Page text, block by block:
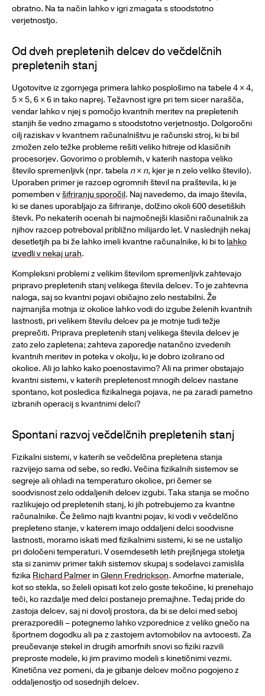
obratno. Na ta način lahko v igri zmagata s stoodstotno
verjetnostjo.
Od dveh prepletenih delcev do večdelčnih
prepletenih stanj
Ugotovitve iz zgornjega primera lahko posplošimo na tabele 4 × 4,
5 × 5, 6 × 6 in tako naprej. Težavnost igre pri tem sicer narašča,
vendar lahko v njej s pomočjo kvantnih meritev na prepletenih
stanjih še vedno zmagamo s stoodstotno verjetnostjo. Dolgoročni
cilj raziskav v kvantnem računalništvu je računski stroj, ki bi bil
zmožen zelo težke probleme rešiti veliko hitreje od klasičnih
procesorjev. Govorimo o problemih, v katerih nastopa veliko
število spremenljivk (npr. tabela n× n, kjer je n zelo veliko število).
Uporaben primer je razcep ogromnih števil na praštevila, ki je
pomemben všifriranju sporočil. Naj navedemo, da imajo števila,
ki se danes uporabljajo za šifriranje, dolžino okoli 600 desetiških
števk. Po nekaterih ocenah bi najmočnejši klasični računalnik za
njihov razcep potreboval približno milijardo let. V naslednjih nekaj
desetletjih pa bi že lahko imeli kvantne računalnike, ki bi to lahko
izvedli v nekaj urah.
Kompleksni problemi z velikim številom spremenljivk zahtevajo
pripravo prepletenih stanj velikega števila delcev. To je zahtevna
naloga, saj so kvantni pojavi običajno zelo nestabilni. Že
najmanjša motnja iz okolice lahko vodi do izgube želenih kvantnih
lastnosti, pri velikem številu delcev pa je motnje tudi težje
preprečiti. Priprava prepletenih stanj velikega števila delcev je
zato zelo zapletena; zahteva zaporedje natančno izvedenih
kvantnih meritev in poteka v okolju, ki je dobro izolirano od
okolice. Ali jo lahko kako poenostavimo? Ali na primer obstajajo
kvantni sistemi, v katerih prepletenost mnogih delcev nastane
spontano, kot posledica fizikalnega pojava, ne pa zaradi pametno
izbranih operacij s kvantnimi delci?
Spontani razvoj večdelčnih prepletenih stanj
Fizikalni sistemi, v katerih se večdelčna prepletena stanja
razvijejo sama od sebe, so redki. Večina fizikalnih sistemov se
segreje ali ohladi na temperaturo okolice, pri čemer se
soodvisnost zelo oddaljenih delcev izgubi. Taka stanja se močno
razlikujejo od prepletenih stanj, ki jih potrebujemo za kvantne
računalnike. Če želimo najti kvantni pojav, ki vodi v večdelčno
prepleteno stanje, v katerem imajo oddaljeni delci soodvisne
lastnosti, moramo iskati med fizikalnimi sistemi, ki se ne ustalijo
pri določeni temperaturi. V osemdesetih letih prejšnjega stoletja
sta si zanimiv primer takih sistemov skupaj s sodelavci zamislila
fizika Richard Palmer in Glenn Fredrickson. Amorfne materiale,
kot so stekla, so želeli opisati kot zelo goste tekočine, ki prenehajo
teči, ko razdalje med delci postanejo premajhne. Tedaj pride do
zastoja delcev, saj ni dovolj prostora, da bi se delci med seboj
prerazporedili – potegnemo lahko vzporednice z veliko gnečo na
športnem dogodku ali pa z zastojem avtomobilov na avtocesti. Za
preučevanje stekel in drugih amorfnih snovi so fiziki razvili
preproste modele, ki jim pravimo modeli s kinetičnimi vezmi.
Kinetična vez pomeni, da je gibanje delcev močno pogojeno z
oddaljenostjo od sosednjih delcev.